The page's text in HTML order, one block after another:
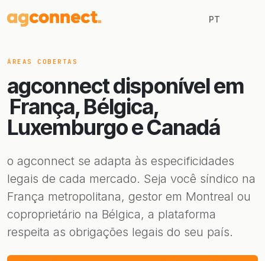
PT
ÁREAS COBERTAS
agconnect disponível em
França, Bélgica,
Luxemburgo e Canadá
o agconnect se adapta às especificidades
legais de cada mercado. Seja você síndico na
França metropolitana, gestor em Montreal ou
coproprietário na Bélgica, a plataforma
respeita as obrigações legais do seu país.